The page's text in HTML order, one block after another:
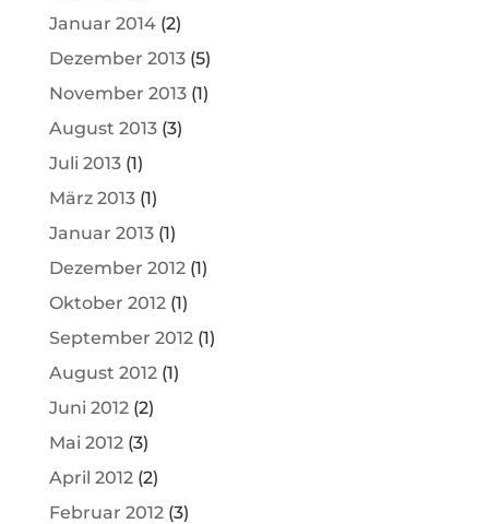
Januar 2014(2)
Dezember 2013(5)
November 2013(1)
August 2013(3)
Juli 2013(1)
März 2013(1)
Januar 2013(1)
Dezember 2012(1)
Oktober 2012(1)
September 2012(1)
August 2012(1)
Juni 2012(2)
Mai 2012(3)
April 2012(2)
Februar 2012(3)